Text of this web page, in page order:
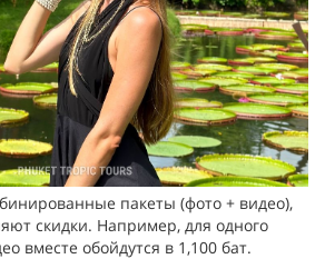
пакеты (фото + видео),
скидки. Например, для одного
вместе обойдутся в 1,100 бат.